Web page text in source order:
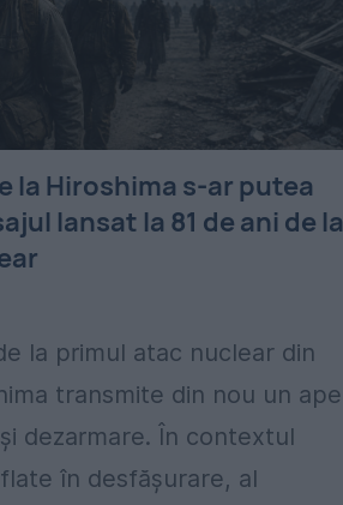
la Hiroshima s-ar putea
lansat la 81 de ani de
la primul atac nuclear din
transmite din nou un
dezarmare. În contextul
în desfășurare, al